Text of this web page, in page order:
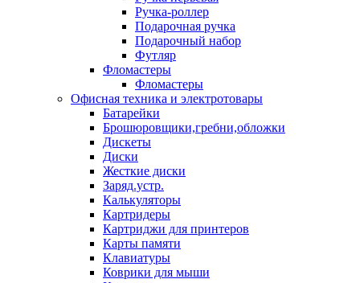
Ручка-роллер
Подарочная ручка
Подарочный набор
Футляр
Фломастеры
Фломастеры
Офисная техника и электротовары
Батарейки
Брошюровщики,гребни,обложки
Дискеты
Диски
Жесткие диски
Заряд.устр.
Калькуляторы
Картридеры
Картриджи для принтеров
Карты памяти
Клавиатуры
Коврики для мыши